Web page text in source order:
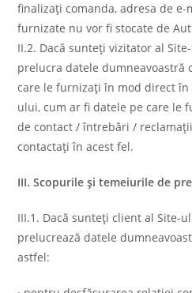
finalizați comanda, adresa de
furnizate nu vor fi stocate de
II.2. Dacă sunteți vizitator al
prelucra datele dumneavoastră
care le furnizați în mod direct
ului, cum ar fi datele pe care le
de contact / întrebări /
contactați în acest fel.
III. Scopurile și temeiurile de
III.1. Dacă sunteți client al Site-
prelucrează datele
astfel: